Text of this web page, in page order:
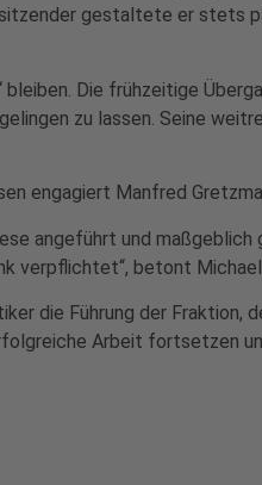
gestaltete er stets
Die frühzeitige
zu lassen. Seine
engagiert Manfred
angeführt und
betont
die Führung der
Arbeit fortsetzen